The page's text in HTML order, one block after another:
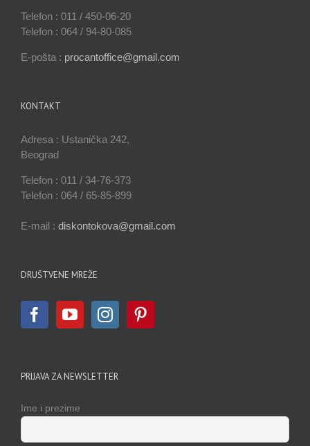
Telefon : 011 / 450-06-20
Telefon : 064 / 94-80-085
E-pošta : procantoffice@gmail.com
KONTAKT
Adresa : Ustanička 242,
Beograd
Telefon : 011 / 34-76-373
Telefon : 064 / 65-85-899
E-mail : diskontokova@gmail.com
DRUŠTVENE MREŽE
PRIJAVA ZA NEWSLETTER
Ime i prezime